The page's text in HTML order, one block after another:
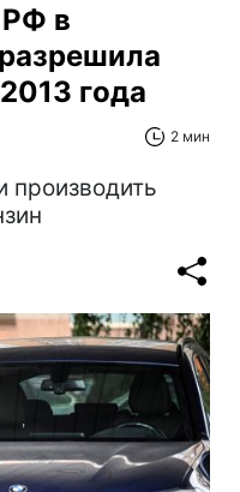
РФ в
года
2 мин
производить